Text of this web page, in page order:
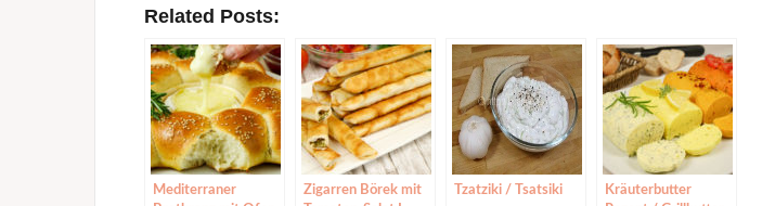
Related Posts:
Mediterraner
Zigarren Börek mit
Tzatziki / Tsatsiki
Kräuterbutter